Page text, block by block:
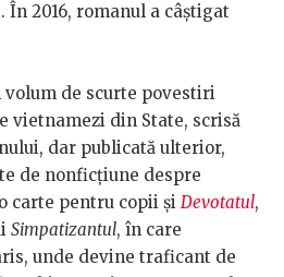
2016, romanul a câștigat
volum de scurte povestiri
vietnamezi din State, scrisă
dar publicată ulterior,
de nonficțiune despre
carte pentru copii și Devotatul,
Simpatizantul, în care
unde devine traficant de